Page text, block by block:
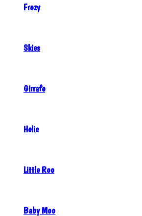
Frozy
Skies
Girrafe
Helie
Little Roo
Baby Moo